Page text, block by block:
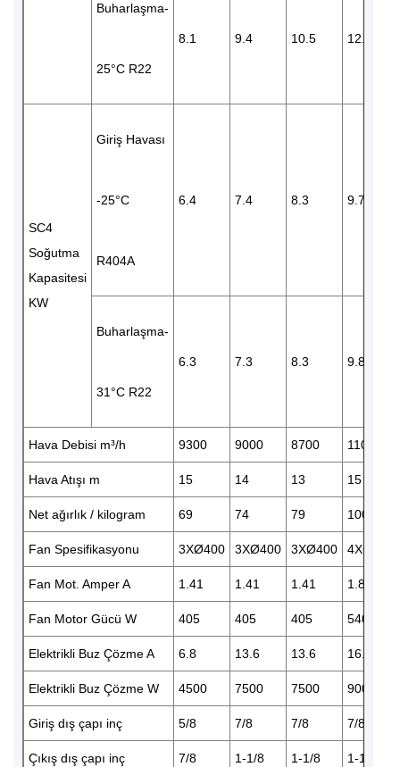
Buharlaşma-
25°C R22
8.1 9.4 10.5 12.6
SC4
Soğutma
Kapasitesi
KW
Giriş Havası
-25°C
R404A
6.4 7.4 8.3 9.7
Buharlaşma-
31°C R22
6.3 7.3 8.3 9.8
Hava Debisi m³/h 9300 9000 8700 11000
Hava Atışı m 15 14 13 15
Net ağırlık / kilogram 69 74 79 100
Fan Spesifikasyonu 3XØ400 3XØ400 3XØ400 4XØ400
Fan Mot. Amper A 1.41 1.41 1.41 1.88
Fan Motor Gücü W 405 405 405 540
Elektrikli Buz Çözme A 6.8 13.6 13.6 16.4
Elektrikli Buz Çözme W 4500 7500 7500 9000
Giriş dış çapı inç 5/8 7/8 7/8 7/8
Çıkış dış çapı inç 7/8 1-1/8 1-1/8 1-1/8